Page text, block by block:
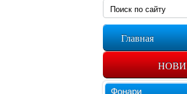
Главная
Фонари